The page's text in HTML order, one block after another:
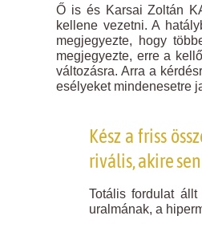
Ő is és Karsai Zoltán
kellene vezetni. A
megjegyezte, hogy
megjegyezte, erre a
változásra. Arra a
esélyeket mindenesetre
Kész a friss
rivális, akire
Totális fordulat
uralmának, a